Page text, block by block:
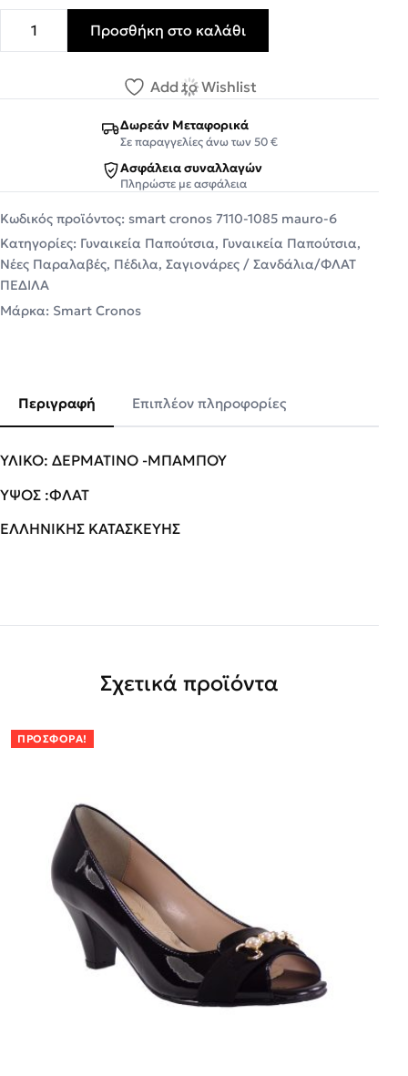
Smart Cronos Γυναικεία Παπούτσια Πέδιλα 7110-1085
Προσθήκη στο καλάθι
Add to Wishlist
Δωρεάν Μεταφορικά
Σε παραγγελίες άνω των 50 €
Ασφάλεια συναλλαγών
Πληρώστε με ασφάλεια
Κωδικός προϊόντος: smart cronos 7110-1085 mauro-6
Κατηγορίες: Γυναικεία Παπούτσια, Γυναικεία Παπούτσια,
Νέες Παραλαβές, Πέδιλα, Σαγιονάρες / Σανδάλια/ΦΛΑΤ
ΠΕΔΙΛΑ
Μάρκα: Smart Cronos
Περιγραφή Επιπλέον πληροφορίες
ΥΛΙΚΟ: ΔΕΡΜΑΤΙΝΟ -ΜΠΑΜΠΟΥ
ΥΨΟΣ :ΦΛΑΤ
ΕΛΛΗΝΙΚΗΣ ΚΑΤΑΣΚΕΥΗΣ
Σχετικά προϊόντα
ΠΡΟΣΦΟΡΆ!